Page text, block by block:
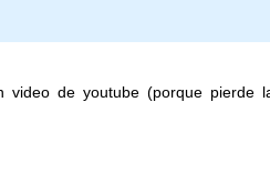
de youtube (porque pierde